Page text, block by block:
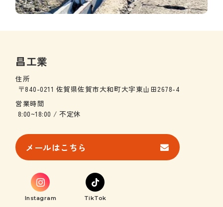
昌工業
住所
〒840-0211 佐賀県佐賀市大和町大字東山田2678-4
営業時間
8:00~18:00 / 不定休
メールはこちら
Instagram TikTok